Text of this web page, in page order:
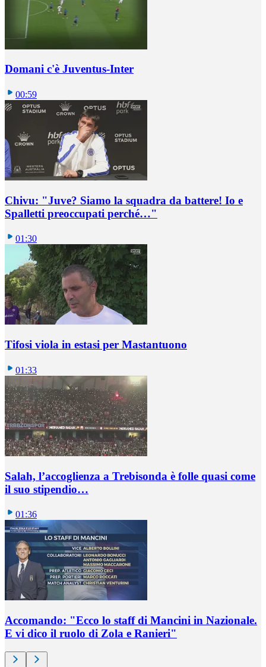
Domani c'è Juventus-Inter
00:59
Chivu: "Juve? Siamo la squadra da battere! Io e
Spalletti preoccupati perché…"
01:30
Tifosi viola in estasi per Mastantuono
01:33
Salah, l’accoglienza a Trebisonda è folle quasi come
il suo stipendio…
01:36
Accomando: "Ecco lo staff di Mancini in Nazionale.
E vi dico il ruolo di Zola e Ranieri"